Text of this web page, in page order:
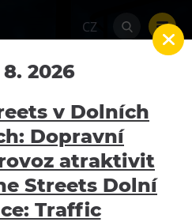
CZ
na Bolt
500
Kč
Vouchery
Voucher
s konzumací 500 Kč
2026
v Dolních
Dopravní
atraktivit
Streets Dolní
Traffic